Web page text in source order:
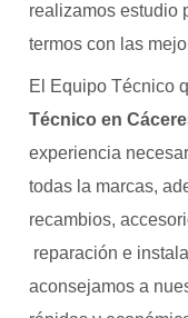
realizamos estudio
termos con las
El Equipo Técnico
Técnico en
experiencia
todas la marcas,
recambios,
reparación e
aconsejamos a